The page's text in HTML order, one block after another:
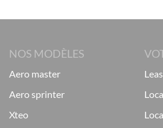
NOS MODÈLES
aero master
aero sprinter
xteo